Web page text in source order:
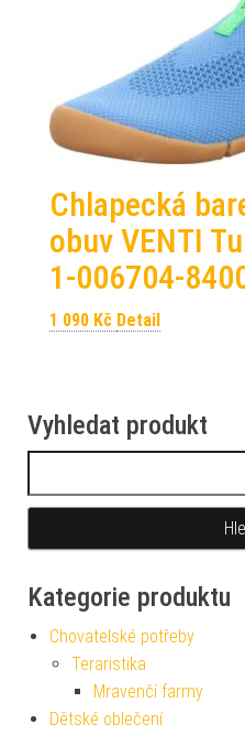
Chlapecká
obuv VENTI
1-006704-
1 090 Kč Detail
Vyhledat produkt
Kategorie produktu
Chovatelské potřeby
Teraristika
Mravenčí farmy
Dětské oblečení